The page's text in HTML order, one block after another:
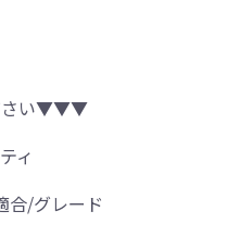
さい▼▼▼
ィ
合/グレード